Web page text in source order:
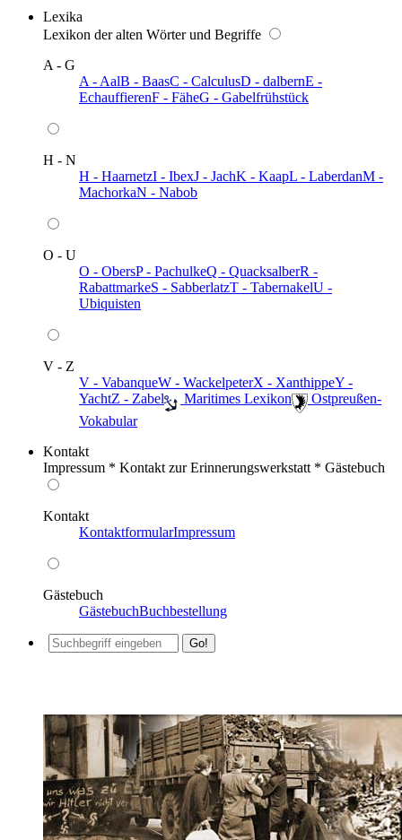
Lexika
Lexikon der alten Wörter und Begriffe
A - G
A - AalB - BaasC - CalculusD - dalbernE -
EchauffierenF - FäheG - Gabelfrühstück
H - N
H - HaarnetzI - IbexJ - JachK - KaapL - LaberdanM -
MachorkaN - Nabob
O - U
O - ObersP - PachulkeQ - QuacksalberR -
RabattmarkeS - SabberlatzT - TabernakelU -
Ubiquisten
V - Z
V - VabanqueW - WackelpeterX - XanthippeY -
YachtZ - Zabel ️ Maritimes Lexikon
️ Ostpreußen-
Vokabular
Kontakt
Impressum * Kontakt zur Erinnerungswerkstatt * Gästebuch
Kontakt
KontaktformularImpressum
Gästebuch
GästebuchBuchbestellung